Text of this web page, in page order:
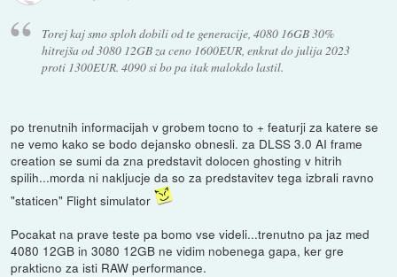
Torej kaj smo sploh dobili od te generacije, 4080 16GB 30%
hitrejša od 3080 12GB za ceno 1600EUR, enkrat do julija 2023
proti 1300EUR. 4090 si bo pa itak malokdo lastil.
po trenutnih informacijah v grobem tocno to + featurji za katere se
ne vemo kako se bodo dejansko obnesli. za DLSS 3.0 AI frame
creation se sumi da zna predstavit dolocen ghosting v hitrih
spilih...morda ni nakljucje da so za predstavitev tega izbrali ravno
"staticen" Flight simulator
Pocakat na prave teste pa bomo vse videli...trenutno pa jaz med
4080 12GB in 3080 12GB ne vidim nobenega gapa, ker gre
prakticno za isti RAW performance.